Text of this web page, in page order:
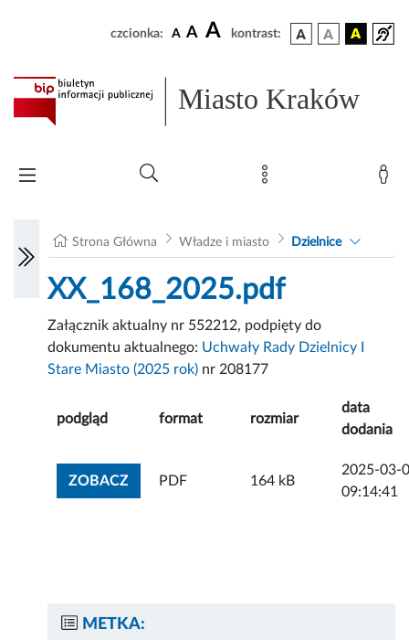
czcionka: A A A kontrast:
Miasto Kraków
Strona Główna Władze i miasto Dzielnice
XX_168_2025.pdf
Załącznik aktualny nr 552212, podpięty do
dokumentu aktualnego: Uchwały Rady Dzielnicy I
Stare Miasto (2025 rok) nr 208177
podgląd format rozmiar
data
dodania
ZOBACZZOBACZ ZAŁĄCZNIK
PDF 164 kB
2025-03-
09:14:41
METKA: